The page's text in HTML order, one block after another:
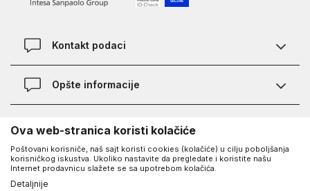
Kontakt podaci
Chat
Opšte informacije
Najčešća pitanja
Kako kupiti
O Under Armour-u
O nama - priča o UA
Saznajte više o UA
UA Social
Ova web-stranica koristi kolačiće
Poštovani korisniče, naš sajt koristi cookies (kolačiće) u cilju poboljšanja
korisničkog iskustva. Ukoliko nastavite da pregledate i koristite našu
Internet prodavnicu slažete se sa upotrebom kolačića.
Detaljnije